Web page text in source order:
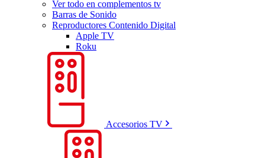
Ver todo en complementos tv
Barras de Sonido
Reproductores Contenido Digital
Apple TV
Roku
Accesorios TV